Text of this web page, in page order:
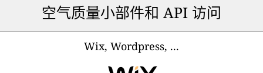
空气质量小部件和 API 访问
Wix, Wordpress, ...